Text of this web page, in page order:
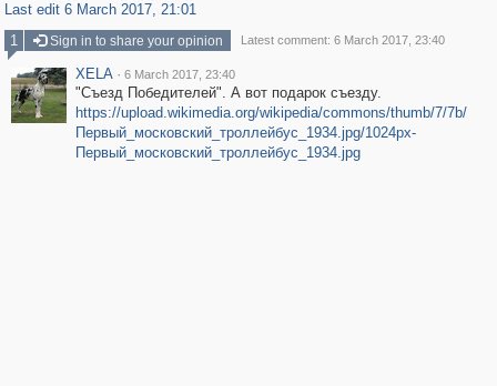
Last edit 6 March 2017, 21:01
1
Sign in to share your opinion Latest comment: 6 March 2017, 23:40
XELA · 6 March 2017, 23:40
"Съезд Победителей". А вот подарок съезду.
https://upload.wikimedia.org/wikipedia/commons/thumb/7/7b/
Первый_московский_троллейбус_1934.jpg/1024px-
Первый_московский_троллейбус_1934.jpg